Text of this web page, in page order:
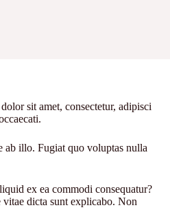
sit amet, consectetur, adipisci
ab illo. Fugiat quo voluptas nulla
ex ea commodi consequatur?
vitae dicta sunt explicabo. Non